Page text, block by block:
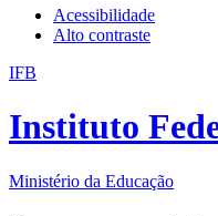
Acessibilidade
Alto contraste
IFB
Instituto
Ministério da Educação